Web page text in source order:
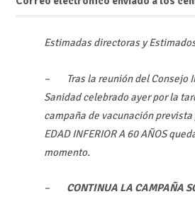
Estimadas directoras y
– Tras la reunión del Consejo
Sanidad celebrado ayer por la
campaña de vacunación
EDAD INFERIOR A 60 AÑOS
momento.
– CONTINUA LA CAMPAÑA